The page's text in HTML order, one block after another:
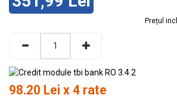
Prețul
98.20 Lei x 4 rate